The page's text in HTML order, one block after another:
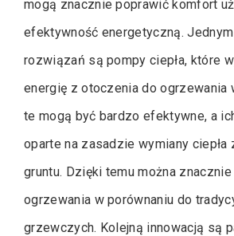
mogą znacznie poprawić komfort
efektywność energetyczną.
rozwiązań są pompy ciepła, które
energię z otoczenia do ogrzewania
te mogą być bardzo efektywne, a
oparte na zasadzie wymiany ciepła
gruntu. Dzięki temu można
ogrzewania w porównaniu do
grzewczych. Kolejną innowacją są